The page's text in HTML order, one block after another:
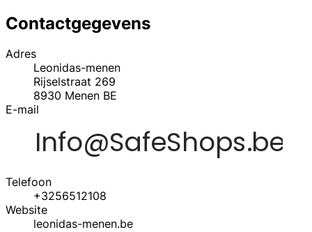
Contactgegevens
Adres
Leonidas-menen
Rijselstraat 269
8930 Menen BE
E-mail
Telefoon
+3256512108
Website
leonidas-menen.be